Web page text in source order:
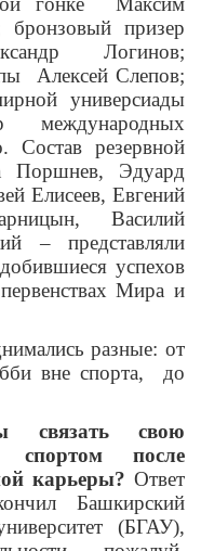
призер
Логинов;
Алексей Слепов;
универсиады
Состав резервной
Поршнев, Эдуард
Елисеев, Евгений
Василий
– представляли
успехов
Мира и
разные: от
вне спорта, до
связать свою
после
карьеры? Ответ
Башкирский
(БГАУ),